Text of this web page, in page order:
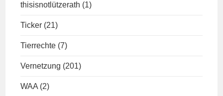
thisisnotlützerath (1)
Ticker (21)
Tierrechte (7)
Vernetzung (201)
WAA (2)